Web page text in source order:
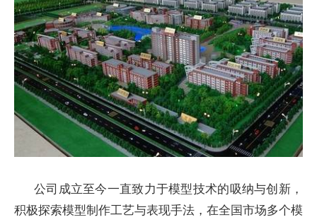
公司成立至今一直致力于模型技术的吸纳与创新，
积极探索模型制作工艺与表现手法，在全国市场多个模